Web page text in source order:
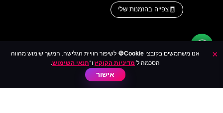
צפייה בהזמנות שלי
× אנו משתמשים בקובצי Cookie🍪
לשיפור חוויית הגלישה. המשך שימוש מהווה
הסכמה ל מדיניות הקוקיז ו־תנאי השימוש.
אישור